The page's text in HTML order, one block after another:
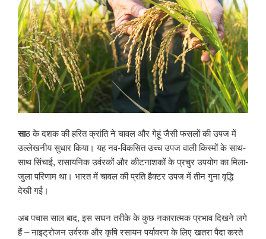
साठ के दशक की हरित क्रांति ने चावल और गेहूं जैसी फसलों की उपज में
उल्लेखनीय सुधार किया। यह नव-विकसित उच्च उपज वाली किस्मों के साथ-
साथ सिंचाई, रासायनिक उर्वरकों और कीटनाशकों के प्रचुर उपयोग का मिला-
जुला परिणाम था। भारत में चावल की प्रति हैक्टर उपज में तीन गुना वृद्धि
देखी गई।
अब पचास साल बाद, इस सघन तरीके के कुछ नकारात्मक प्रभाव दिखने लगे
हैं – नाइट्रोजन उर्वरक और कृषि रसायन पर्यावरण के लिए खतरा पैदा करते